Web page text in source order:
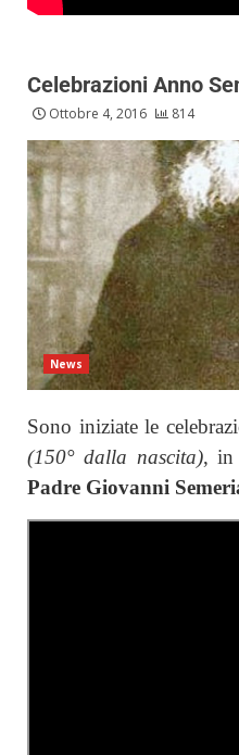
Celebrazioni Anno
Ottobre 4, 2016 814
News
Sono iniziate le
(150° dalla nascita), in
Padre Giovanni